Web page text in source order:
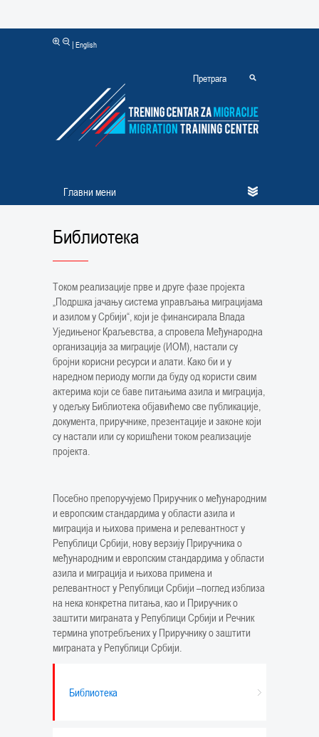
| English
Главни мени
Библиотека
Током реализације прве и друге фазе пројекта
„Подршка јачању система управљања миграцијама
и азилом у Србији“, који је финансирала Влада
Уједињеног Краљевства, а спровела Међународна
организација за миграције (ИОМ), настали су
бројни корисни ресурси и алати. Како би и у
наредном периоду могли да буду од користи свим
актерима који се баве питањима азила и миграција,
у одељку Библиотека објавићемо све публикације,
документа, приручнике, презентације и законе који
су настали или су коришћени током реализације
пројекта.
Посебно препоручујемо Приручник о међународним
и европским стандардима у области азила и
миграција и њихова примена и релевантност у
Републици Србији, нову верзију Приручника о
међународним и европским стандардима у области
азила и миграција и њихова примена и
релевантност у Републици Србији –поглед изблиза
на нека конкретна питања, као и Приручник о
заштити миграната у Републици Србији и Речник
термина употребљених у Приручнику о заштити
миграната у Републици Србији.
Библиотека